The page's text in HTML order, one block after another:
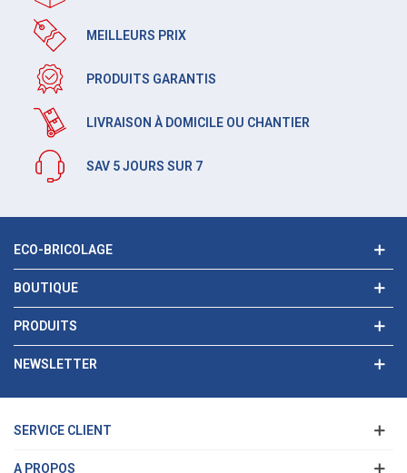
MEILLEURS PRIX
PRODUITS GARANTIS
LIVRAISON À DOMICILE OU CHANTIER
SAV 5 JOURS SUR 7
ECO-BRICOLAGE
BOUTIQUE
PRODUITS
NEWSLETTER
SERVICE CLIENT
A PROPOS